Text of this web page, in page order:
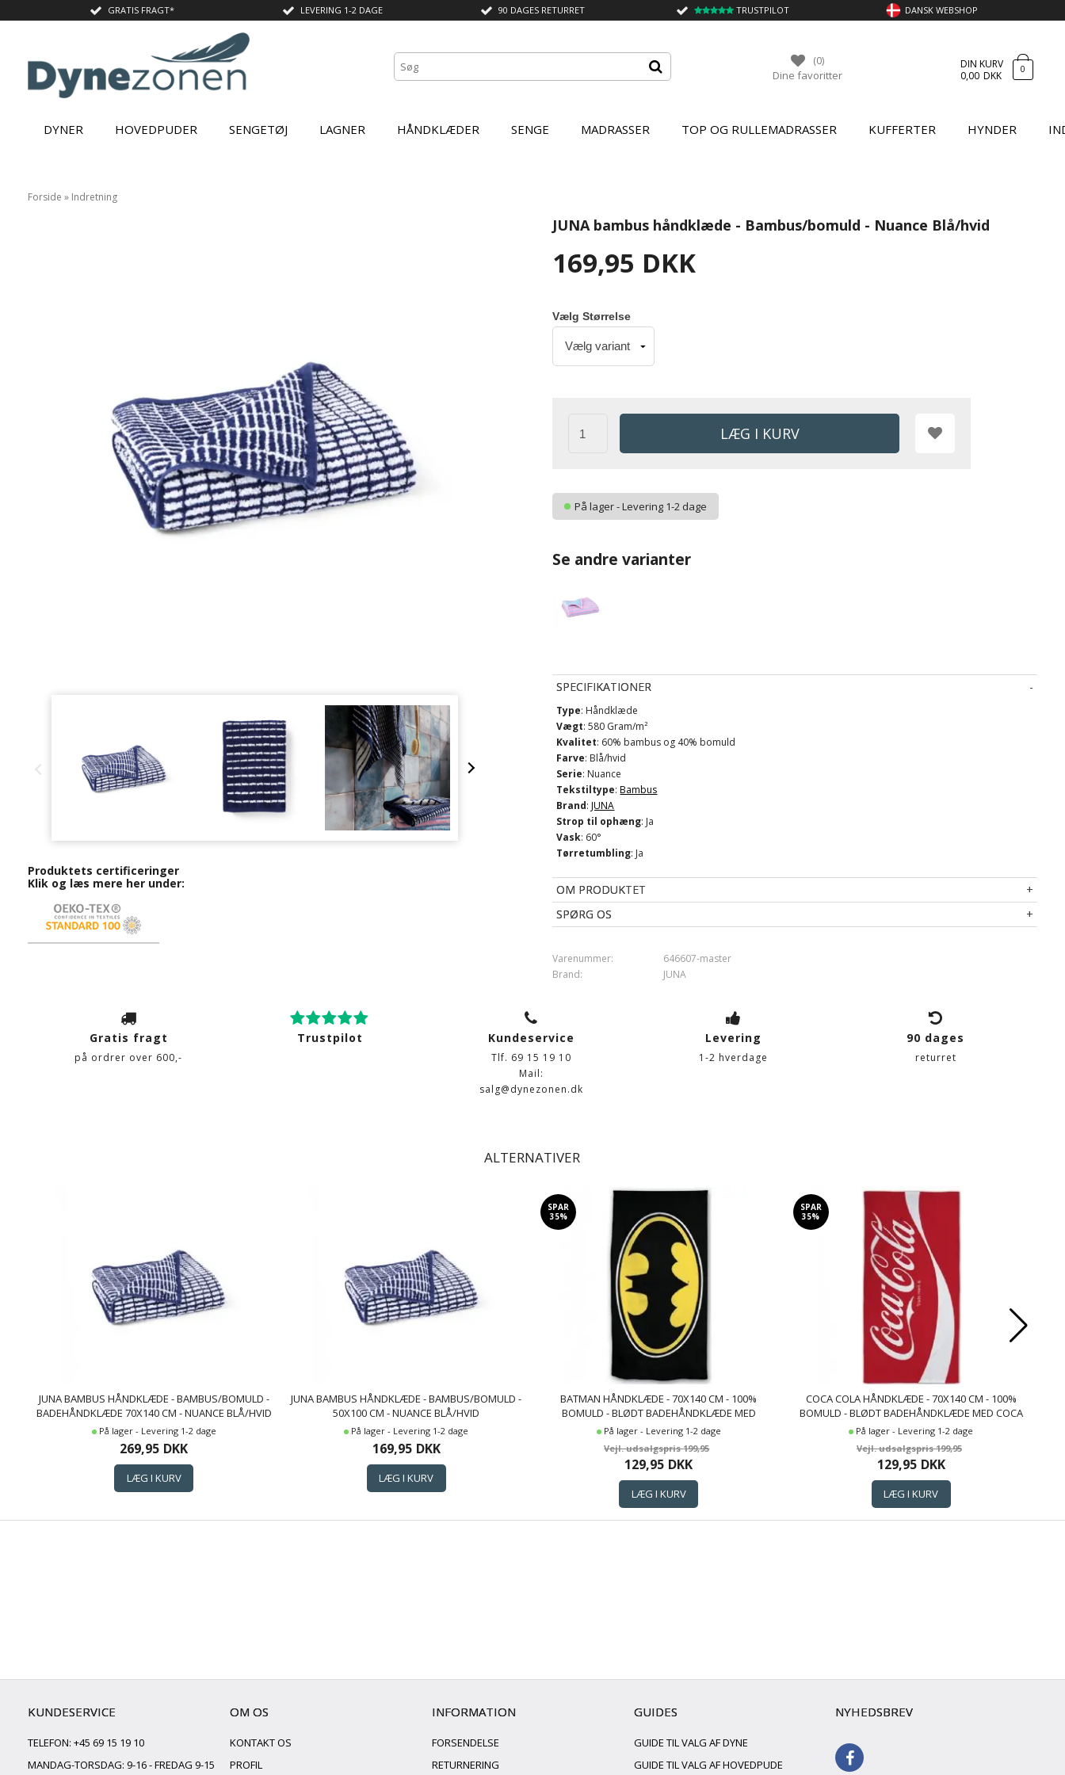
GRATIS FRAGT* LEVERING 1-2 DAGE 90 DAGES RETURRET TRUSTPILOT DANSK WEBSHOP
(0)
Dine favoritter
DIN KURV
0,00 DKK 0
DYNER HOVEDPUDER SENGETØJ LAGNER HÅNDKLÆDER SENGE MADRASSER TOP OG RULLEMADRASSER KUFFERTER HYNDER
Forside » Indretning
Produktets certificeringer
Klik og læs mere her under:
JUNA bambus håndklæde - Bambus/bomuld - Nuance Blå/hvid
169,95 DKK
Vælg Størrelse
På lager - Levering 1-2 dage
Se andre varianter
SPECIFIKATIONER
Type: Håndklæde
Vægt: 580 Gram/m²
Kvalitet: 60% bambus og 40% bomuld
Farve: Blå/hvid
Serie: Nuance
Tekstiltype:Bambus
Brand:JUNA
Strop til ophæng: Ja
Vask: 60°
Tørretumbling: Ja
OM PRODUKTET
SPØRG OS
646607-master
Varenummer:
JUNA
Brand:
Gratis fragt
på ordrer over 600,-
Trustpilot Kundeservice
Tlf. 69 15 19 10
Mail:
salg@dynezonen.dk
Levering
1-2 hverdage
90 dages
returret
ALTERNATIVER
JUNA BAMBUS HÅNDKLÆDE - BAMBUS/BOMULD -
BADEHÅNDKLÆDE 70X140 CM - NUANCE BLÅ/HVID
På lager - Levering 1-2 dage
269,95 DKK
JUNA BAMBUS HÅNDKLÆDE - BAMBUS/BOMULD -
50X100 CM - NUANCE BLÅ/HVID
På lager - Levering 1-2 dage
169,95 DKK
SPAR
35%
BATMAN HÅNDKLÆDE - 70X140 CM - 100%
BOMULD - BLØDT BADEHÅNDKLÆDE MED
BATMAN LOGO
På lager - Levering 1-2 dage
199,95
129,95 DKK
SPAR
35%
COCA COLA HÅNDKLÆDE - 70X140 CM - 100%
BOMULD - BLØDT BADEHÅNDKLÆDE MED COCA
COLA LOGO
På lager - Levering 1-2 dage
199,95
129,95 DKK
KUNDESERVICE
TELEFON: +45 69 15 19 10
MANDAG-TORSDAG: 9-16 - FREDAG 9-15
OM OS
KONTAKT OS
PROFIL
INFORMATION
FORSENDELSE
RETURNERING
GUIDES
GUIDE TIL VALG AF DYNE
GUIDE TIL VALG AF HOVEDPUDE
NYHEDSBREV